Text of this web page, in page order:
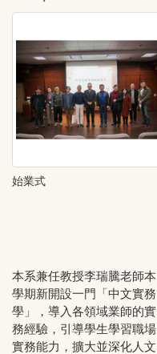
始業式
本系兼任教授李瑞騰老師本
學期新開設一門「中文實務
學」，導入各領域業師的實
務經驗，引導學生學習職場
實務能力，擴大並深化人文